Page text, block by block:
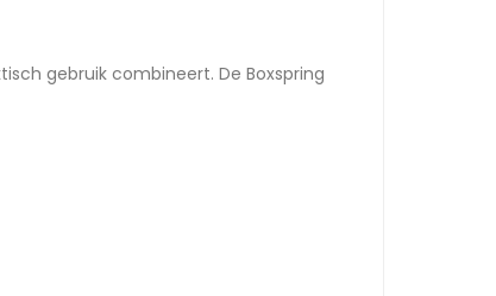
gebruik combineert. De Boxspring